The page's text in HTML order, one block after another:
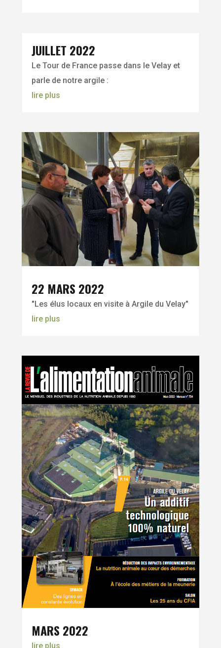
JUILLET 2022
Le Tour de France passe dans le Velay et
parle de notre argile :
lire plus
22 MARS 2022
"Les élus locaux en visite à Argile du Velay"
lire plus
MARS 2022
lire plus